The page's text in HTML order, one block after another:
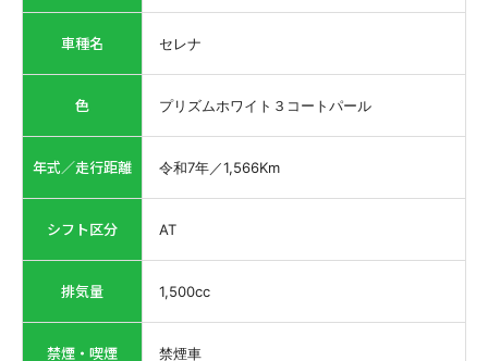
車種名 セレナ
色 プリズムホワイト３コートパール
年式／走行距離 令和7年／1,566Km
シフト区分 AT
排気量 1,500cc
禁煙・喫煙 禁煙車